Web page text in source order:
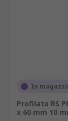
In
Profilato RS
x 60 mm 10